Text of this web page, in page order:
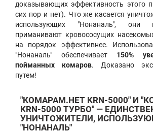
доказывающих эффективность этого
сих пор и нет). Что же касается
использующих "Нонаналь", они
приманивают кровососущих
на порядок эффективнее.
"Нонаналь" обеспечивает 150%
пойманных комаров. Доказано
путем!
"КОМАРАМ.НЕТ KRN-5000" И
KRN-5000 ТУРБО" —
УНИЧТОЖИТЕЛИ,
"НОНАНАЛЬ"